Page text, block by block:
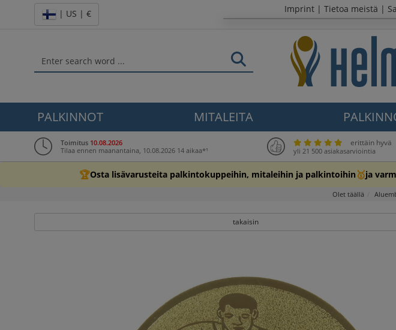
| US | € Imprint | Tietoa meistä |
PALKINNOT MITALEITA
Toimitus 10.08.2026
Tilaa ennen maanantaina, 10.08.2026 14 aikaa*¹
erittäin hyvä
yli 21 500 asiakasarviointia
🏆Osta lisävarusteita palkintokuppeihin, mitaleihin ja palkintoihin 🥇ja
Olet täällä
takaisin